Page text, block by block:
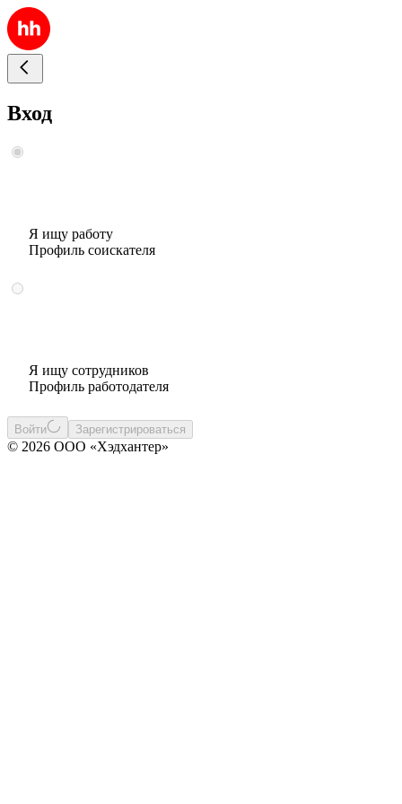
Вход
Я ищу работу
Профиль соискателя
Я ищу сотрудников
Профиль работодателя
Войти Зарегистрироваться
© 2026 ООО «Хэдхантер»